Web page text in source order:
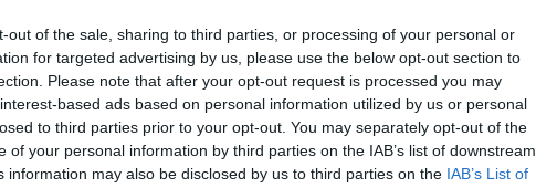
out of the sale, sharing to third parties, or processing of your personal or
for targeted advertising by us, please use the below opt-out section to
Please note that after your opt-out request is processed you may
based ads based on personal information utilized by us or personal
to third parties prior to your opt-out. You may separately opt-out of the
of your personal information by third parties on the IAB’s list of downstream
information may also be disclosed by us to third parties on the IAB’s List of